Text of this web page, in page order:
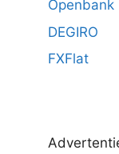
Openbank
DEGIRO
FXFlat